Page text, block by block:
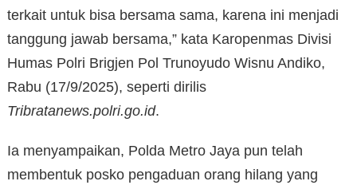
terkait untuk bisa bersama sama, karena ini menjadi
tanggung jawab bersama,” kata Karopenmas Divisi
Humas Polri Brigjen Pol Trunoyudo Wisnu Andiko,
Rabu (17/9/2025), seperti dirilis
Tribratanews.polri.go.id.
Ia menyampaikan, Polda Metro Jaya pun telah
membentuk posko pengaduan orang hilang yang